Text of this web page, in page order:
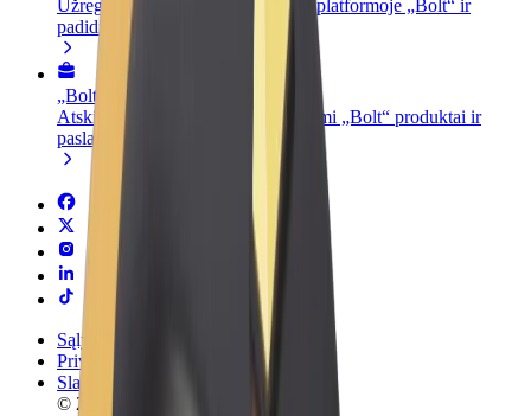
Užregistruokite savo automobilius platformoje „Bolt“ ir
padidinkite pajamas
„Bolt for Business“
Atskirų įmonių poreikiams pritaikomi „Bolt“ produktai ir
paslaugos
Sąlygos
Privatumas
Slapukai
© 2026 Bolt Technology OÜ